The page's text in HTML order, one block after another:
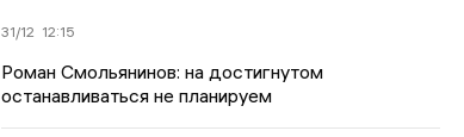
31/12 12:15
Роман Смольянинов: на достигнутом
останавливаться не планируем